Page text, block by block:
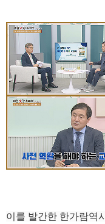
이를 발간한 한가람역